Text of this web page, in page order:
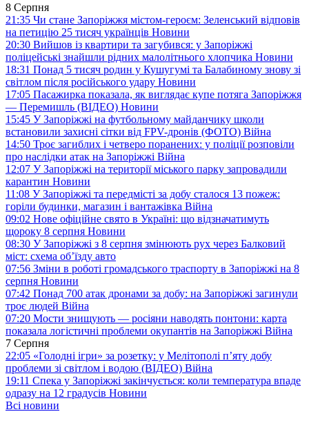
8 Серпня
21:35 Чи стане Запоріжжя містом-героєм: Зеленський відповів
на петицію 25 тисяч українців Новини
20:30 Вийшов із квартири та загубився: у Запоріжжі
поліцейські знайшли рідних малолітнього хлопчика Новини
18:31 Понад 5 тисяч родин у Кушугумі та Балабиному знову зі
світлом після російського удару Новини
17:05 Пасажирка показала, як виглядає купе потяга Запоріжжя
— Перемишль (ВІДЕО) Новини
15:45 У Запоріжжі на футбольному майданчику школи
встановили захисні сітки від FPV-дронів (ФОТО) Війна
14:50 Троє загиблих і четверо поранених: у поліції розповіли
про наслідки атак на Запоріжжі Війна
12:07 У Запоріжжі на території міського парку запровадили
карантин Новини
11:08 У Запоріжжі та передмісті за добу сталося 13 пожеж:
горіли будинки, магазин і вантажівка Війна
09:02 Нове офіційне свято в Україні: що відзначатимуть
щороку 8 серпня Новини
08:30 У Запоріжжі з 8 серпня змінюють рух через Балковий
міст: схема об’їзду авто
07:56 Зміни в роботі громадського траспорту в Запоріжжі на 8
серпня Новини
07:42 Понад 700 атак дронами за добу: на Запоріжжі загинули
троє людей Війна
07:20 Мости знищують — росіяни наводять понтони: карта
показала логістичні проблеми окупантів на Запоріжжі Війна
7 Серпня
22:05 «Голодні ігри» за розетку: у Мелітополі п’яту добу
проблеми зі світлом і водою (ВІДЕО) Війна
19:11 Спека у Запоріжжі закінчується: коли температура впаде
одразу на 12 градусів Новини
Всі новини